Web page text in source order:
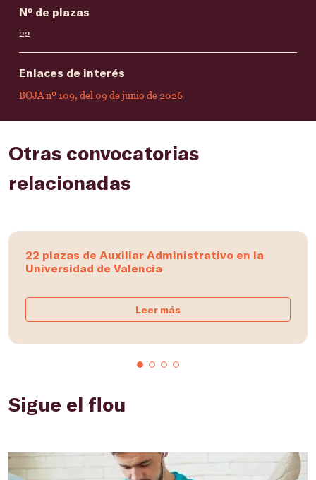
Nº de plazas
22
Enlaces de interés
BOJA nº 109, del 09 de junio de 2026
Otras convocatorias
relacionadas
22 plazas de Auxiliar Administrativo en la
Universidad de Valencia
Leer más
Sigue el flou